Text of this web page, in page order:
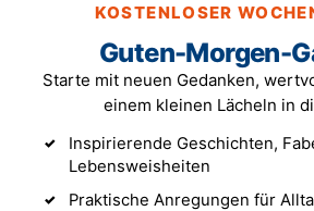
KOSTENLOSER
Guten-Morgen-
Starte mit neuen Gedanken,
einem kleinen Lächeln in
Inspirierende Geschichten,
Lebensweisheiten
Praktische Anregungen für